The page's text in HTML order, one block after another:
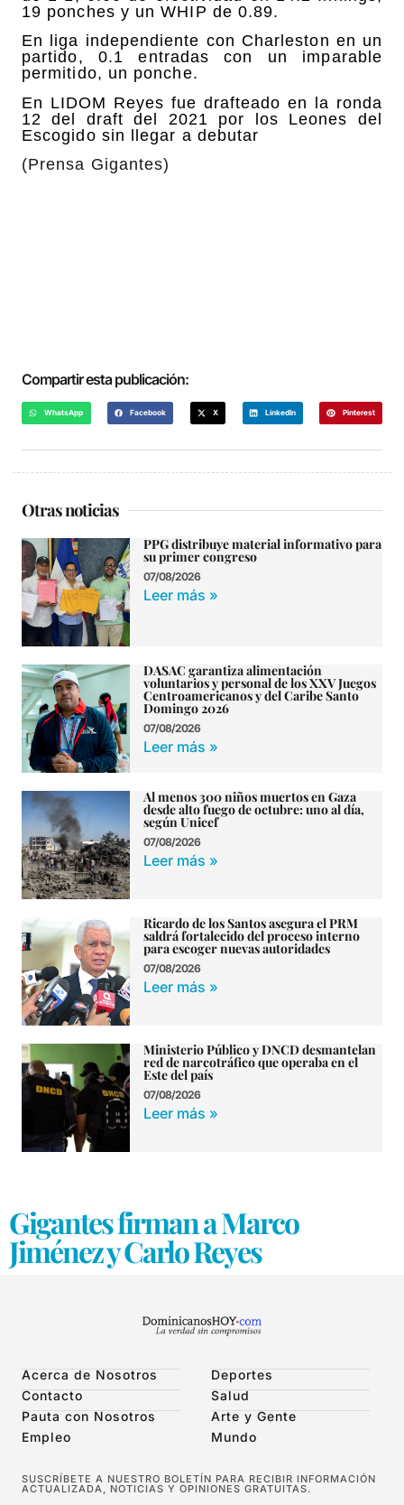
19 ponches y un WHIP de 0.89.
En liga independiente con Charleston en un
partido, 0.1 entradas con un imparable
permitido, un ponche.
En LIDOM Reyes fue drafteado en la ronda
12 del draft del 2021 por los Leones del
Escogido sin llegar a debutar
(Prensa Gigantes)
Compartir esta publicación:
WhatsApp Facebook X LinkedIn Pinterest
Otras noticias
PPG distribuye material informativo para
su primer congreso
07/08/2026
Leer más »
DASAC garantiza alimentación
voluntarios y personal de los XXV Juegos
Centroamericanos y del Caribe Santo
Domingo 2026
07/08/2026
Leer más »
Al menos 300 niños muertos en Gaza
desde alto fuego de octubre: uno al día,
según Unicef
07/08/2026
Leer más »
Ricardo de los Santos asegura el PRM
saldrá fortalecido del proceso interno
para escoger nuevas autoridades
07/08/2026
Leer más »
Ministerio Público y DNCD desmantelan
red de narcotráfico que operaba en el
Este del país
07/08/2026
Leer más »
Gigantes firman a Marco
Jiménez y Carlo Reyes
Acerca de Nosotros
Contacto
Pauta con Nosotros
Empleo
Deportes
Salud
Arte y Gente
Mundo
SUSCRÍBETE A NUESTRO BOLETÍN PARA RECIBIR INFORMACIÓN
ACTUALIZADA, NOTICIAS Y OPINIONES GRATUITAS.